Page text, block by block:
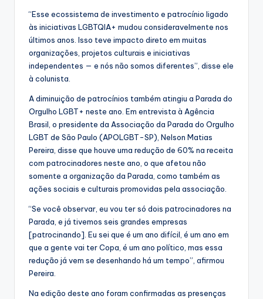
“Esse ecossistema de investimento e patrocínio ligado
às iniciativas LGBTQIA+ mudou consideravelmente nos
últimos anos. Isso teve impacto direto em muitas
organizações, projetos culturais e iniciativas
independentes — e nós não somos diferentes”, disse ele
à colunista.
A diminuição de patrocínios também atingiu a Parada do
Orgulho LGBT+ neste ano. Em entrevista à Agência
Brasil, o presidente da Associação da Parada do Orgulho
LGBT de São Paulo (APOLGBT-SP), Nelson Matias
Pereira, disse que houve uma redução de 60% na receita
com patrocinadores neste ano, o que afetou não
somente a organização da Parada, como também as
ações sociais e culturais promovidas pela associação.
“Se você observar, eu vou ter só dois patrocinadores na
Parada, e já tivemos seis grandes empresas
[patrocinando]. Eu sei que é um ano difícil, é um ano em
que a gente vai ter Copa, é um ano político, mas essa
redução já vem se desenhando há um tempo”, afirmou
Pereira.
Na edição deste ano foram confirmadas as presenças